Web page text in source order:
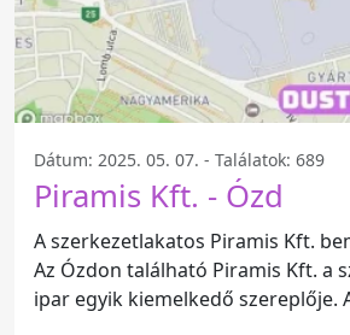
Dátum: 2025. 05. 07. - Találatok: 689
Piramis Kft. - Ózd
A szerkezetlakatos Piramis Kft.
Az Ózdon található Piramis Kft. a
ipar egyik kiemelkedő szereplője.